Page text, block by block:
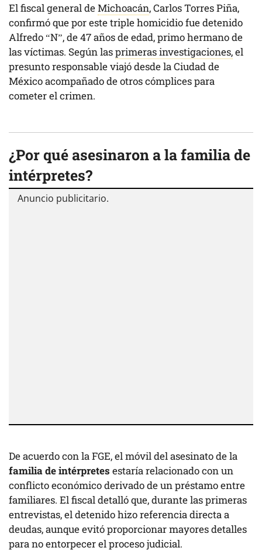
El fiscal general deMichoacán, Carlos Torres Piña,
confirmó que por este triple homicidio fue detenido
Alfredo “N”, de 47 años de edad, primo hermano de
las víctimas. Según lasprimeras investigaciones,el
presunto responsable viajó desde la Ciudad de
México acompañado de otros cómplices para
cometer el crimen.
¿Por qué asesinaron a la familia de
intérpretes?
De acuerdo con la FGE, el móvil del asesinato de la
familia de intérpretes estaría relacionado con un
conflicto económico derivado de un préstamo entre
familiares. El fiscal detalló que, durante las primeras
entrevistas, el detenido hizo referencia directa a
deudas, aunque evitó proporcionar mayores detalles
para no entorpecer el proceso judicial.